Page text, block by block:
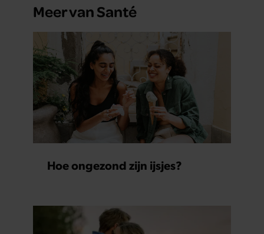
Meer van Santé
Hoe ongezond zijn ijsjes?